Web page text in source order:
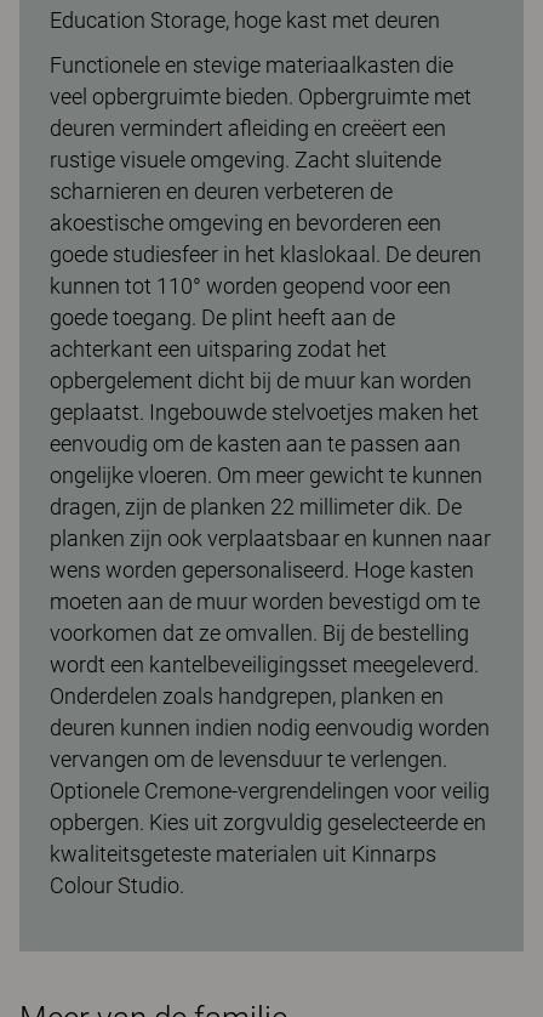
Education Storage, hoge kast met deuren
Functionele en stevige materiaalkasten die
veel opbergruimte bieden. Opbergruimte met
deuren vermindert afleiding en creëert een
rustige visuele omgeving. Zacht sluitende
scharnieren en deuren verbeteren de
akoestische omgeving en bevorderen een
goede studiesfeer in het klaslokaal. De deuren
kunnen tot 110° worden geopend voor een
goede toegang. De plint heeft aan de
achterkant een uitsparing zodat het
opbergelement dicht bij de muur kan worden
geplaatst. Ingebouwde stelvoetjes maken het
eenvoudig om de kasten aan te passen aan
ongelijke vloeren. Om meer gewicht te kunnen
dragen, zijn de planken 22 millimeter dik. De
planken zijn ook verplaatsbaar en kunnen naar
wens worden gepersonaliseerd. Hoge kasten
moeten aan de muur worden bevestigd om te
voorkomen dat ze omvallen. Bij de bestelling
wordt een kantelbeveiligingsset meegeleverd.
Onderdelen zoals handgrepen, planken en
deuren kunnen indien nodig eenvoudig worden
vervangen om de levensduur te verlengen.
Optionele Cremone-vergrendelingen voor veilig
opbergen. Kies uit zorgvuldig geselecteerde en
kwaliteitsgeteste materialen uit Kinnarps
Colour Studio.